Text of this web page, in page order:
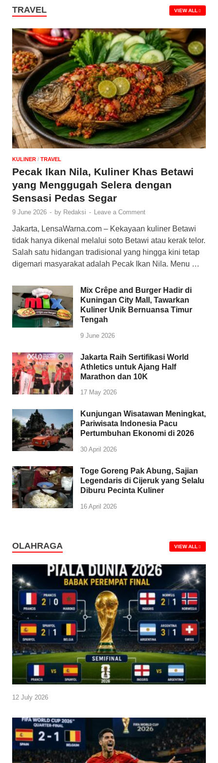
TRAVEL VIEW ALL
KULINER / ‎TRAVEL
Pecak Ikan Nila, Kuliner Khas Betawi
yang Menggugah Selera dengan
Sensasi Pedas Segar
9 June 2026 - by Redaksi - Leave a Comment
Jakarta, LensaWarna.com – Kekayaan kuliner Betawi
tidak hanya dikenal melalui soto Betawi atau kerak telor.
Salah satu hidangan tradisional yang hingga kini tetap
digemari masyarakat adalah Pecak Ikan Nila. Menu …
Mix Crêpe and Burger Hadir di
Kuningan City Mall, Tawarkan
Kuliner Unik Bernuansa Timur
Tengah
9 June 2026
Jakarta Raih Sertifikasi World
Athletics untuk Ajang Half
Marathon dan 10K
17 May 2026
Kunjungan Wisatawan Meningkat,
Pariwisata Indonesia Pacu
Pertumbuhan Ekonomi di 2026
30 April 2026
Toge Goreng Pak Abung, Sajian
Legendaris di Cijeruk yang Selalu
Diburu Pecinta Kuliner
16 April 2026
OLAHRAGA VIEW ALL
12 July 2026